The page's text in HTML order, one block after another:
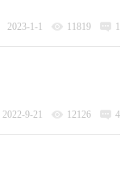
2023-1-1 11819 1
2022-9-21 12126 4